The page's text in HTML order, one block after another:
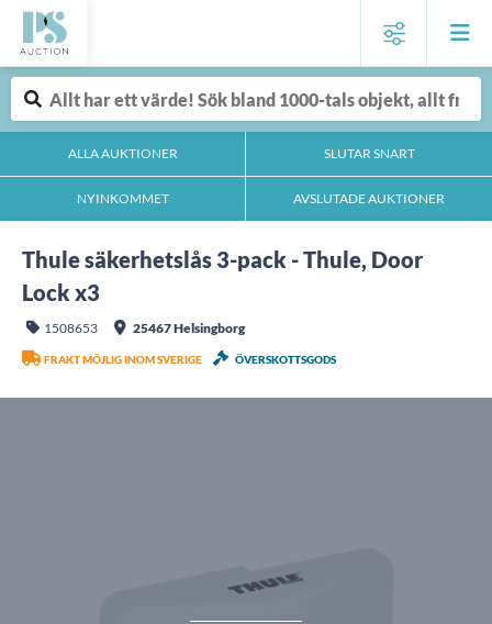
ALLA AUKTIONER SLUTAR SNART
NYINKOMMET AVSLUTADE AUKTIONER
Thule säkerhetslås 3-pack - Thule, Door
Lock x3
1508653 25467 Helsingborg
FRAKT MÖJLIG INOM SVERIGE ÖVERSKOTTSGODS